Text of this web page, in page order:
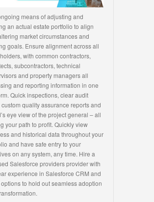
means of adjusting and
an actual estate portfolio to align
market circumstances and
goals. Ensure alignment across all
with common contractors,
subcontractors, technical
and property managers all
and reporting information in one
Quick inspections, clear audit
custom quality assurance reports and
eye view of the project general – all
your path to profit. Quickly view
and historical data throughout your
and have safe entry to your
on any system, any time. Hire a
Salesforce providers provider with
experience in Salesforce CRM and
to hold out seamless adoption